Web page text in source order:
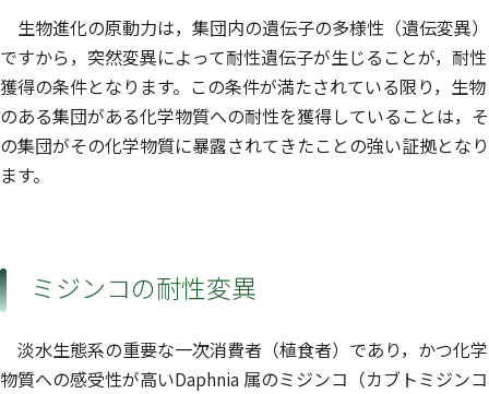
生物進化の原動力は，集団内の遺伝子の多様性（遺伝変異）
ですから，突然変異によって耐性遺伝子が生じることが，耐性
獲得の条件となります。この条件が満たされている限り，生物
のある集団がある化学物質への耐性を獲得していることは，そ
の集団がその化学物質に暴露されてきたことの強い証拠となり
ます。
ミジンコの耐性変異
淡水生態系の重要な一次消費者（植食者）であり，かつ化学
物質への感受性が高いDaphnia 属のミジンコ（カブトミジンコ